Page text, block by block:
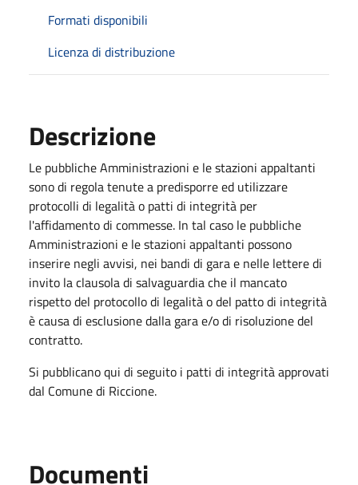
Formati disponibili
Licenza di distribuzione
Descrizione
Le pubbliche Amministrazioni e le stazioni appaltanti
sono di regola tenute a predisporre ed utilizzare
protocolli di legalità o patti di integrità per
l'affidamento di commesse. In tal caso le pubbliche
Amministrazioni e le stazioni appaltanti possono
inserire negli avvisi, nei bandi di gara e nelle lettere di
invito la clausola di salvaguardia che il mancato
rispetto del protocollo di legalità o del patto di integrità
è causa di esclusione dalla gara e/o di risoluzione del
contratto.
Si pubblicano qui di seguito i patti di integrità approvati
dal Comune di Riccione.
Documenti